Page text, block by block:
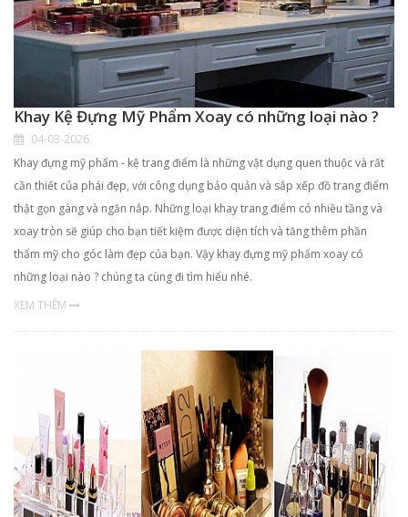
Khay Kệ Đựng Mỹ Phẩm Xoay có những loại nào ?
04-03-2026
Khay đựng mỹ phẩm - kệ trang điểm là những vật dụng quen thuộc và rất
cần thiết của phái đẹp, với công dụng bảo quản và sắp xếp đồ trang điểm
thật gọn gàng và ngăn nắp. Những loại khay trang điểm có nhiều tầng và
xoay tròn sẽ giúp cho bạn tiết kiệm được diện tích và tăng thêm phần
thẩm mỹ cho góc làm đẹp của bạn. Vậy khay đựng mỹ phẩm xoay có
những loại nào ? chúng ta cùng đi tìm hiểu nhé.
XEM THÊM